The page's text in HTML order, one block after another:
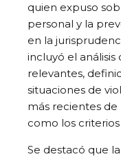
quien expuso
personal y la
en la
incluyó el
relevantes,
situaciones de
más recientes de
como los
Se destacó que